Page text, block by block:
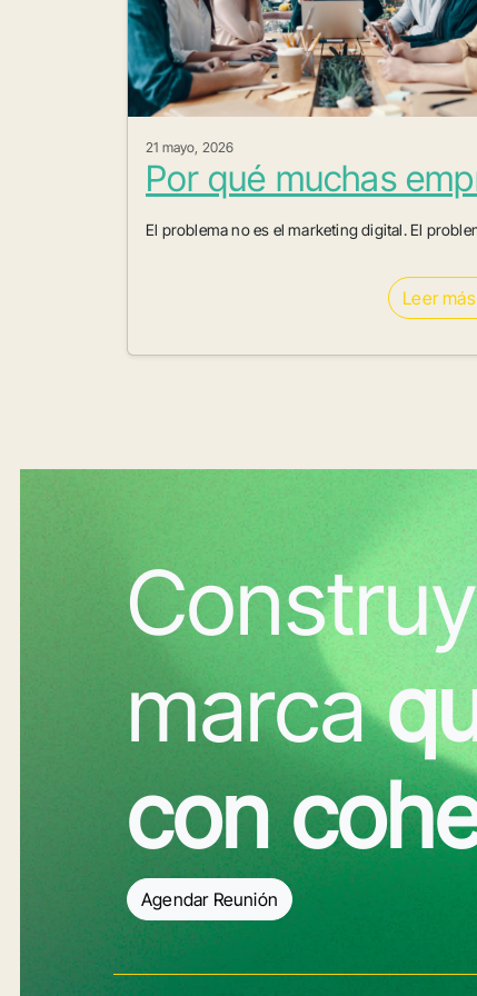
21 mayo, 2026
Por qué muchas
El problema no es el marketing digital. El
Leer
marca
con
Agendar Reunión